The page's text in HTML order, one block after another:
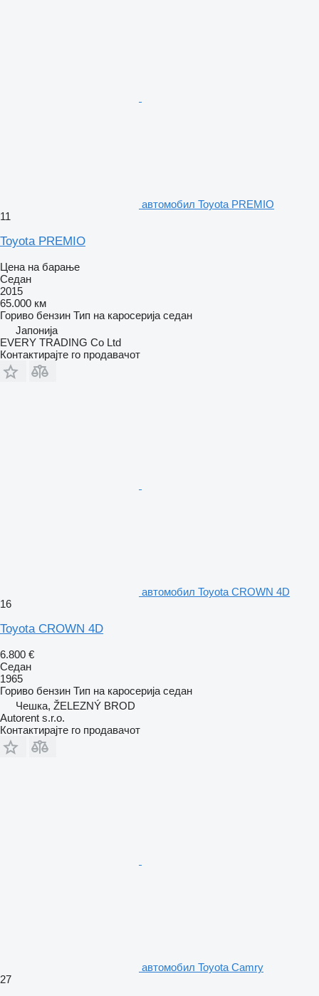
aвтомобил Toyota PREMIO
11
Toyota PREMIO
Цена на барање
Седан
2015
65.000 км
Гориво бензин Тип на каросерија седан
Јапонија
EVERY TRADING Co Ltd
Контактирајте го продавачот
aвтомобил Toyota CROWN 4D
16
Toyota CROWN 4D
6.800 €
Седан
1965
Гориво бензин Тип на каросерија седан
Чешка, ŽELEZNÝ BROD
Autorent s.r.o.
Контактирајте го продавачот
aвтомобил Toyota Camry
27